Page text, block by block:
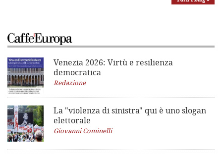
Venezia 2026: Virtù e resilienza
democratica
Redazione
La "violenza di sinistra" qui è uno slogan
elettorale
Giovanni Cominelli